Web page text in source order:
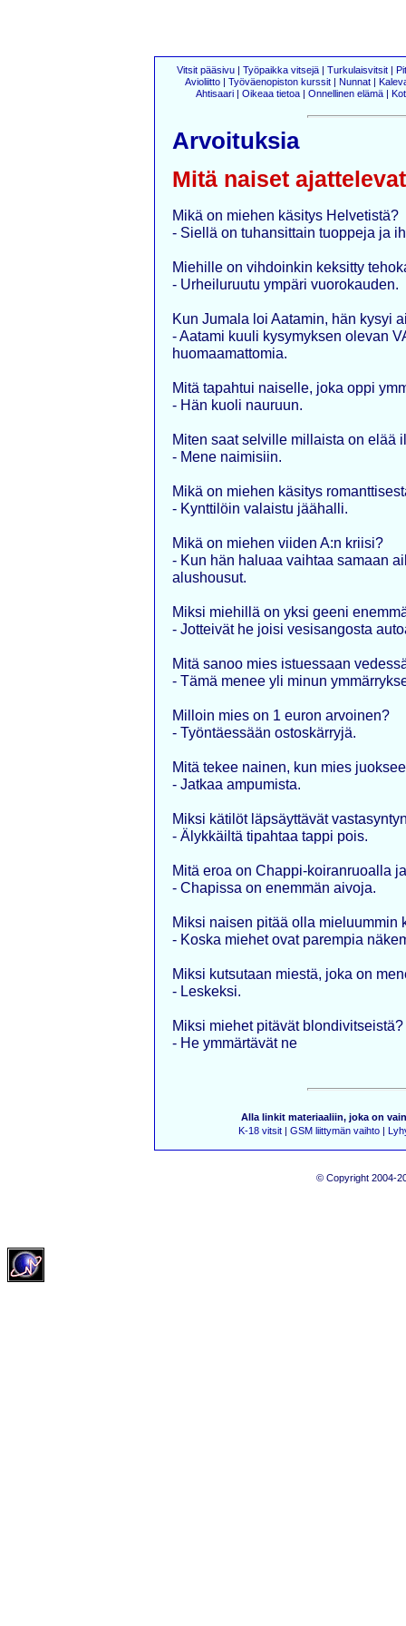
Vitsit pääsivu| Työpaikka vitsejä| Turkulaisvitsit|
Avioliitto| Työväenopiston kurssit| Nunnat|
Ahtisaari | Oikeaa tietoa | Onnellinen elämä|
Arvoituksia
Mitä naiset
Mikä on miehen käsitys Helvetistä?
- Siellä on tuhansittain tuoppeja ja
Miehille on vihdoinkin keksitty
- Urheiluruutu ympäri vuorokauden.
Kun Jumala loi Aatamin, hän kysyi
- Aatami kuuli kysymyksen olevan
huomaamattomia.
Mitä tapahtui naiselle, joka oppi
- Hän kuoli nauruun.
Miten saat selville millaista on elää
- Mene naimisiin.
Mikä on miehen käsitys
- Kynttilöin valaistu jäähalli.
Mikä on miehen viiden A:n kriisi?
- Kun hän haluaa vaihtaa samaan
alushousut.
Miksi miehillä on yksi geeni
- Jotteivät he joisi vesisangosta
Mitä sanoo mies istuessaan
- Tämä menee yli minun
Milloin mies on 1 euron arvoinen?
- Työntäessään ostoskärryjä.
Mitä tekee nainen, kun mies
- Jatkaa ampumista.
Miksi kätilöt läpsäyttävät
- Älykkäiltä tipahtaa tappi pois.
Mitä eroa on Chappi-koiranruoalla
- Chapissa on enemmän aivoja.
Miksi naisen pitää olla mieluummin
- Koska miehet ovat parempia
Miksi kutsutaan miestä, joka on
- Leskeksi.
Miksi miehet pitävät blondivitseistä?
- He ymmärtävät ne
Alla linkit materiaaliin, joka on
K-18 vitsit | GSM liittymän vaihto |
© Copyright 2004-